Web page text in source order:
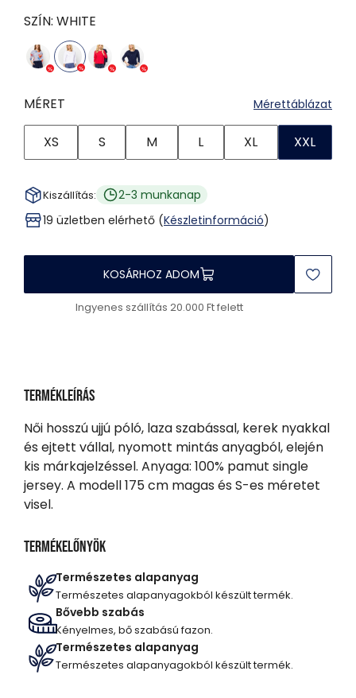
SZÍN: WHITE
MÉRET Mérettáblázat
XS S M L XL XXL
Kiszállítás:
2-3 munkanap
19 üzletben elérhető (Készletinformáció)
KOSÁRHOZ ADOM
Ingyenes szállítás 20.000 Ft felett
Termékleírás
Női hosszú ujjú póló, laza szabással, kerek nyakkal
és ejtett vállal, nyomott mintás anyagból, elején
kis márkajelzéssel. Anyaga: 100% pamut single
jersey. A modell 175 cm magas és S-es méretet
visel.
Termékelőnyök
Természetes alapanyag
Természetes alapanyagokból készült termék.
Bővebb szabás
Kényelmes, bő szabású fazon.
Természetes alapanyag
Természetes alapanyagokból készült termék.